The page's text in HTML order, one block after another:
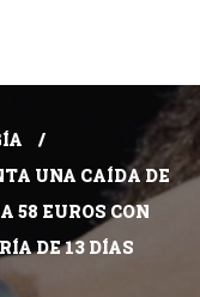
UNA CAÍDA DE
58 EUROS CON
DE 13 DÍAS